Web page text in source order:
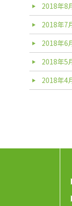
2018年8
2018年7
2018年6
2018年5
2018年4